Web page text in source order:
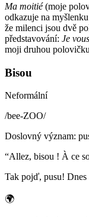
Ma moitié(moje
odkazuje na
že milenci jsou dvě
představování: Je
moji druhou
Bisou
Neformální
/bee-ZOO/
Doslovný význam:
“Allez, bisou ! À ce
Tak pojď, pusu! Dnes
🌍